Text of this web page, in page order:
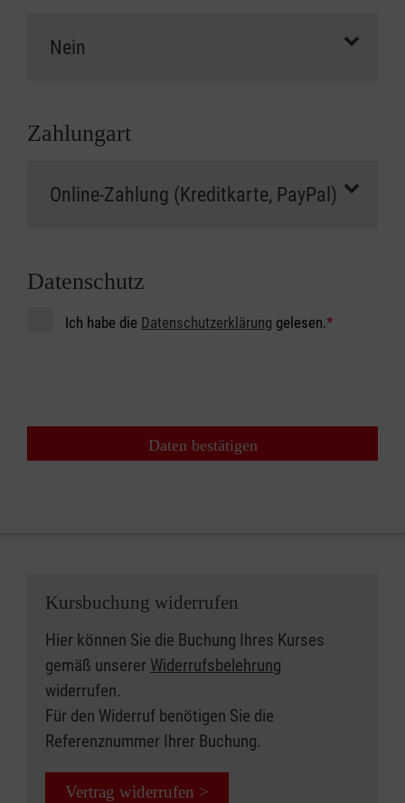
Zahlungart
Datenschutz
Ich habe die Datenschutzerklärung gelesen.*
Daten bestätigen
Kursbuchung widerrufen
Hier können Sie die Buchung Ihres Kurses
gemäß unserer Widerrufsbelehrung
widerrufen.
Für den Widerruf benötigen Sie die
Referenznummer Ihrer Buchung.
Vertrag widerrufen >